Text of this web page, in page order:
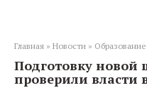
Главная » Новости » Образование
Подготовку
проверили власти